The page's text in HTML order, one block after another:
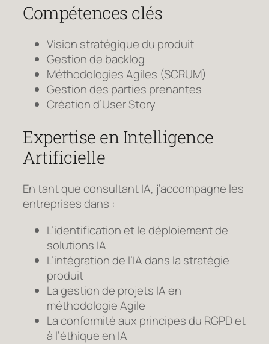
Compétences clés
Vision stratégique du produit
Gestion de backlog
Méthodologies Agiles (SCRUM)
Gestion des parties prenantes
Création d’User Story
Expertise en Intelligence
Artificielle
En tant que consultant IA, j’accompagne les
entreprises dans :
L’identification et le déploiement de
solutions IA
L’intégration de l’IA dans la stratégie
produit
La gestion de projets IA en
méthodologie Agile
La conformité aux principes du RGPD et
à l’éthique en IA